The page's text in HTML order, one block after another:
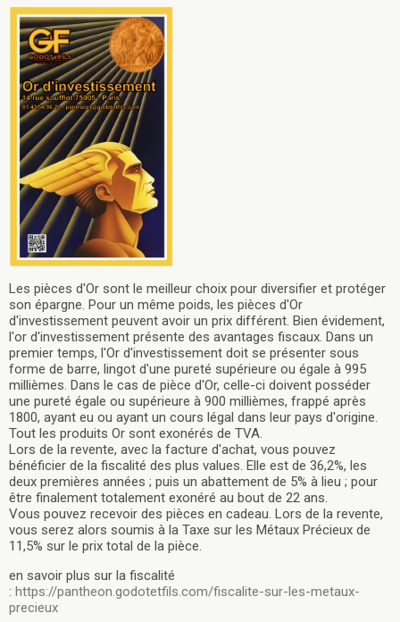
Les pièces d'Or sont le meilleur choix pour diversifier et protéger
son épargne. Pour un même poids, les pièces d'Or
d'investissement peuvent avoir un prix différent. Bien évidement,
l'or d'investissement présente des avantages fiscaux. Dans un
premier temps, l'Or d'investissement doit se présenter sous
forme de barre, lingot d'une pureté supérieure ou égale à 995
millièmes. Dans le cas de pièce d'Or, celle-ci doivent posséder
une pureté égale ou supérieure à 900 millièmes, frappé après
1800, ayant eu ou ayant un cours légal dans leur pays d'origine.
Tout les produits Or sont exonérés de TVA.
Lors de la revente, avec la facture d'achat, vous pouvez
bénéficier de la fiscalité des plus values. Elle est de 36,2%, les
deux premières années ; puis un abattement de 5% à lieu ; pour
être finalement totalement exonéré au bout de 22 ans.
Vous pouvez recevoir des pièces en cadeau. Lors de la revente,
vous serez alors soumis à la Taxe sur les Métaux Précieux de
11,5% sur le prix total de la pièce.
en savoir plus sur la fiscalité
: https://pantheon.godotetfils.com/fiscalite-sur-les-metaux-
precieux